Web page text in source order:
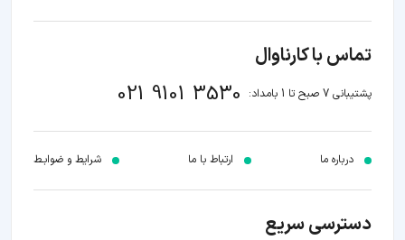
تماس با کارناوال
پشتیبانی 7 صبح تا 1 بامداد: 021 9101 3530
درباره ما ارتباط با ما شرایط و ضوابـط
دسترسی سریع